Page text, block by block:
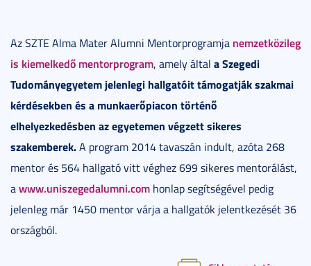
Az SZTE Alma Mater Alumni Mentorprogramja nemzetközileg
is kiemelkedő mentorprogram, amely által a Szegedi
Tudományegyetem jelenlegi hallgatóit támogatják szakmai
kérdésekben és a munkaerőpiacon történő
elhelyezkedésben az egyetemen végzett sikeres
szakemberek.A program 2014 tavaszán indult, azóta 268
mentor és 564 hallgató vitt véghez 699 sikeres mentorálást,
awww.uniszegedalumni.com honlap segítségével pedig
jelenleg már 1450 mentor várja a hallgatók jelentkezését 36
országból.